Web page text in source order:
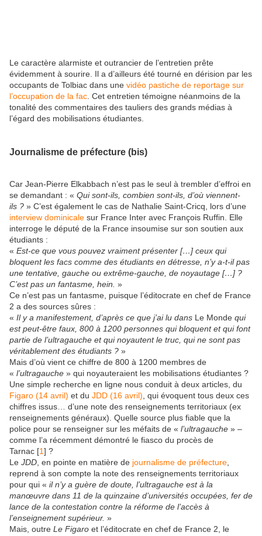
Le caractère alarmiste et outrancier de l’entretien prête
évidemment à sourire. Il a d’ailleurs été tourné en dérision par les
occupants de Tolbiac dans une vidéo pastiche de reportage sur
l’occupation de la fac. Cet entretien témoigne néanmoins de la
tonalité des commentaires des tauliers des grands médias à
l’égard des mobilisations étudiantes.
Journalisme de préfecture (bis)
Car Jean-Pierre Elkabbach n’est pas le seul à trembler d’effroi en
se demandant : « Qui sont-ils, combien sont-ils, d’où viennent-
ils ? » C’est également le cas de Nathalie Saint-Cricq, lors d’une
interview dominicale sur France Inter avec François Ruffin. Elle
interroge le député de la France insoumise sur son soutien aux
étudiants :
« Est-ce que vous pouvez vraiment présenter […] ceux qui
bloquent les facs comme des étudiants en détresse, n’y a-t-il pas
une tentative, gauche ou extrême-gauche, de noyautage […] ?
C’est pas un fantasme, hein. »
Ce n’est pas un fantasme, puisque l’éditocrate en chef de France
2 a des sources sûres :
« Il y a manifestement, d’après ce que j’ai lu dans Le Monde qui
est peut-être faux, 800 à 1200 personnes qui bloquent et qui font
partie de l’ultragauche et qui noyautent le truc, qui ne sont pas
véritablement des étudiants ? »
Mais d’où vient ce chiffre de 800 à 1200 membres de
« l’ultragauche » qui noyauteraient les mobilisations étudiantes ?
Une simple recherche en ligne nous conduit à deux articles, du
Figaro (14 avril) et du JDD (16 avril) , qui évoquent tous deux ces
chiffres issus… d’une note des renseignements territoriaux (ex
renseignements généraux). Quelle source plus fiable que la
police pour se renseigner sur les méfaits de « l’ultragauche » –
comme l’a récemment démontré le fiasco du procès de
Tarnac [1] ?
Le JDD , en pointe en matière de journalisme de préfecture
reprend à son compte la note des renseignements territoriaux
pour qui « il n’y a guère de doute, l’ultragauche est à la
manœuvre dans 11 de la quinzaine d’universités occupées, fer de
lance de la contestation contre la réforme de l’accès à
l’enseignement supérieur. »
Mais, outre Le Figaro et l’éditocrate en chef de France 2, le